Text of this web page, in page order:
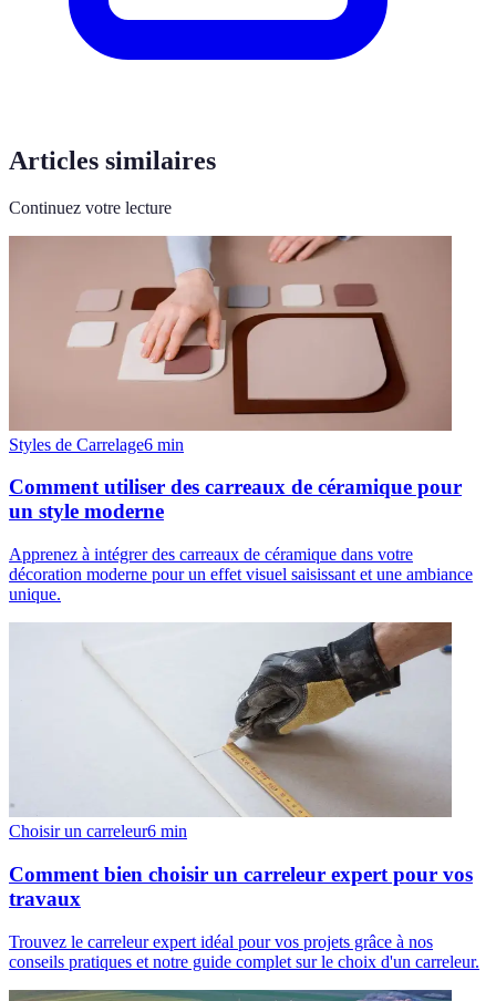
Articles similaires
Continuez votre lecture
Styles de Carrelage6 min
Comment utiliser des carreaux de céramique pour
un style moderne
Apprenez à intégrer des carreaux de céramique dans votre
décoration moderne pour un effet visuel saisissant et une ambiance
unique.
Choisir un carreleur6 min
Comment bien choisir un carreleur expert pour vos
travaux
Trouvez le carreleur expert idéal pour vos projets grâce à nos
conseils pratiques et notre guide complet sur le choix d'un carreleur.